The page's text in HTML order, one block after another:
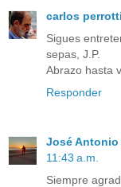
carlos perrotti
Sigues
sepas, J.P.
Abrazo hasta
Responder
José Antonio
11:43 a.m.
Siempre